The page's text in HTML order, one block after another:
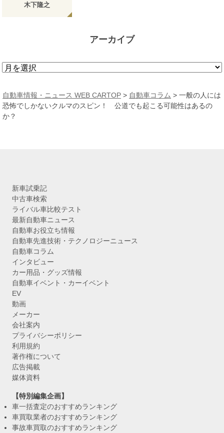
木下隆之
アーカイブ
ア
カ
イ
ブ
自動車情報・ニュース WEB CARTOP > 自動車コラム > 一般の人には
恐怖でしかないクルマのスピン！ 公道でも起こる可能性はあるの
か？
新車試乗記
中古車検索
ライバル車比較テスト
最新自動車ニュース
自動車お役立ち情報
自動車先進技術・テクノロジーニュース
自動車コラム
インタビュー
カー用品・グッズ情報
自動車イベント・カーイベント
EV
動画
メーカー
会社案内
プライバシーポリシー
利用規約
著作権について
広告掲載
媒体資料
【特別編集企画】
車一括査定のおすすめランキング
車買取業者のおすすめランキング
事故車買取のおすすめランキング